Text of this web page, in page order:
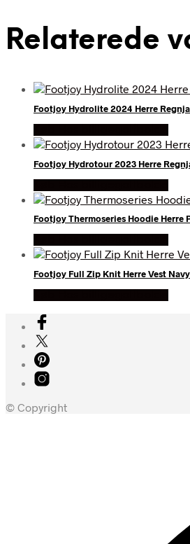
Relaterede
Footjoy Hydrolite 2024 Herre
Footjoy Hydrotour 2023 Herre
Footjoy Thermoseries Hoodie Herre
Footjoy Full Zip Knit Herre Vest
© Copyright